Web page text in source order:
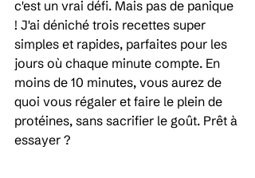
c'est un vrai défi. Mais pas de panique
! J'ai déniché trois recettes super
simples et rapides, parfaites pour les
jours où chaque minute compte. En
moins de 10 minutes, vous aurez de
quoi vous régaler et faire le plein de
protéines, sans sacrifier le goût. Prêt à
essayer ?